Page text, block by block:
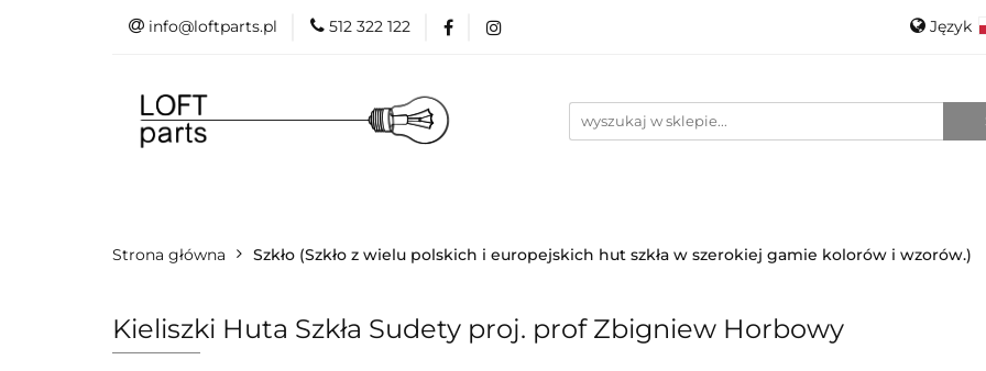
info@loftparts.pl 512 322 122 Język
Promo
Kategorie Producenci Ceramika
Katalogi Blog Kontakt O mnie
Strona główna Szkło (Szkło z wielu polskich i europejskich hut szkła w szerokiej gamie kolorów i wzorów.)
Kieliszki Huta Szkła Sudety proj. prof Zbigniew Horbowy